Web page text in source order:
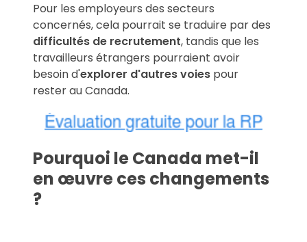
Pour les employeurs des secteurs
concernés, cela pourrait se traduire par des
difficultés de recrutement, tandis que les
travailleurs étrangers pourraient avoir
besoin d'explorer d'autres voies pour
rester au Canada.
Pourquoi le Canada met-il
en œuvre ces changements
?